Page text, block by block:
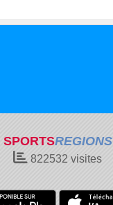
SPORTSREGIONS
822532 visites